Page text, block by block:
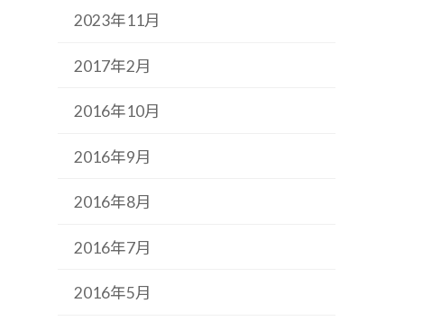
2023年11月
2017年2月
2016年10月
2016年9月
2016年8月
2016年7月
2016年5月